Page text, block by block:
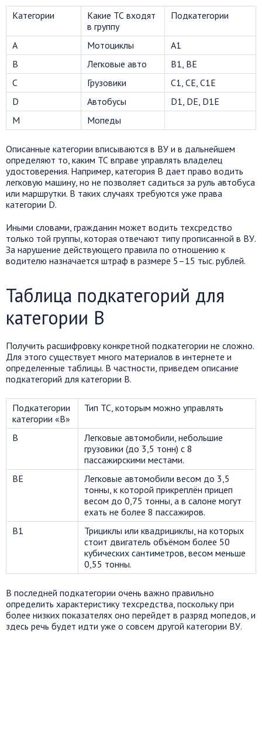
Категории
Какие ТС входят
в группу
Подкатегории
А Мотоциклы
А1
В
Легковые авто
В1, ВЕ
С
Грузовики
С1, СЕ, С1Е
D
Автобусы
D1, DЕ, D1Е
М
Мопеды
Описанные категории вписываются в ВУ и в дальнейшем
определяют то, каким ТС вправе управлять владелец
удостоверения. Например, категория В дает право водить
легковую машину, но не позволяет садиться за руль автобуса
или маршрутки. В таких случаях требуются уже права
категории D.
Иными словами, гражданин может водить техсредство
только той группы, которая отвечают типу прописанной в ВУ.
За нарушение действующего правила по отношению к
водителю назначается штраф в размере 5–15 тыс. рублей.
Таблица подкатегорий для
категории В
Получить расшифровку конкретной подкатегории не сложно.
Для этого существует много материалов в интернете и
определенные таблицы. В частности, приведем описание
подкатегорий для категории В.
Подкатегории
категории «В»
Тип ТС, которым можно управлять
В
Легковые автомобили, небольшие
грузовики (до 3,5 тонн) с 8
пассажирскими местами.
ВE
Легковые автомобили весом до 3,5
тонны, к которой прикреплён прицеп
весом до 0,75 тонны, а в салоне могут
ехать не более 8 пассажиров.
В1
Трициклы или квадрициклы, на которых
стоит двигатель объёмом более 50
кубических сантиметров, весом меньше
0,55 тонны.
В последней подкатегории очень важно правильно
определить характеристику техсредства, поскольку при
более низких показателях оно перейдет в разряд мопедов, и
здесь речь будет идти уже о совсем другой категории ВУ.